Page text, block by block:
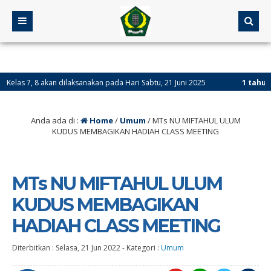
dilaksanakan pada Hari Sabtu, 21 Juni 2025 1 tahun yang lalu
9 akan diumumkan pada tanggal 02 Juni 2025 Jam 17.00 WIB di Group WA
Anda ada di : Home/ Umum /MTs NU MIFTAHUL ULUM
KUDUS MEMBAGIKAN HADIAH CLASS MEETING
MTs NU MIFTAHUL ULUM
KUDUS MEMBAGIKAN
HADIAH CLASS MEETING
Diterbitkan : Selasa, 21 Jun 2022- Kategori : Umum